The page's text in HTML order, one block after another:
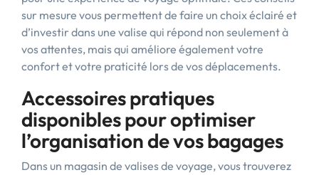
sur mesure vous permettent de faire un choix éclairé et
d’investir dans une valise qui répond non seulement à
vos attentes, mais qui améliore également votre
confort et votre praticité lors de vos déplacements.
Accessoires pratiques
disponibles pour optimiser
l’organisation de vos bagages
Dans un magasin de valises de voyage, vous trouverez